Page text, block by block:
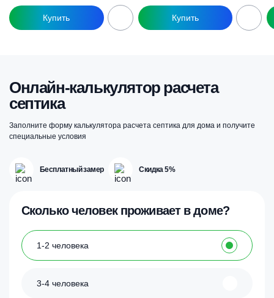
Онлайн-калькулятор расчета
септика
Заполните форму калькулятора расчета септика для дома и получите
специальные условия
Бесплатный замер Скидка 5%
Сколько человек проживает в доме?
1-2 человека
3-4 человека